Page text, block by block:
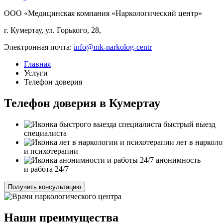
ООО «Медицинская компания «Наркологический центр»
г. Кумертау, ул. Горького, 28,
Электронная почта: info@mk-narkolog-centr
Главная
Услуги
Телефон доверия
Телефон доверия в Кумертау
быстрый выезд
специалиста
лет в
и психотерапии
анонимность
и работа 24/7
Получить консультацию
Наши преимущества